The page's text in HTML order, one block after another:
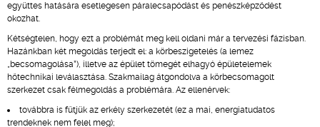
együttes hatására esetlegesen páralecsapódást és penészképződést
okozhat.
Kétségtelen, hogy ezt a problémát meg kell oldani már a tervezési fázisban.
Hazánkban két megoldás terjedt el: a körbeszigetelés (a lemez
„becsomagolása”), illetve az épület tömegét elhagyó épületelemek
hőtechnikai leválasztása. Szakmailag átgondolva a körbecsomagolt
szerkezet csak félmegoldás a problémára. Az ellenérvek:
továbbra is fűtjük az erkély szerkezetét (ez a mai, energiatudatos
trendeknek nem felel meg);